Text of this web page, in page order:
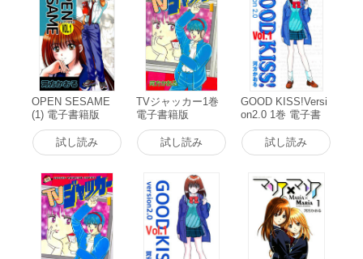
OPEN SESAME
(1) 電子書籍版
試し読み
TVジャッカー1巻
電子書籍版
試し読み
GOOD KISS!Versi
on2.0 1巻 電子書
籍版
試し読み